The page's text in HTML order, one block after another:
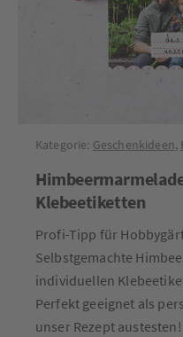
Kategorie: Geschenkideen,
Klebeetiketten
Profi-Tipp für
Selbstgemachte
individuellen
Perfekt geeignet als
unser Rezept austesten!